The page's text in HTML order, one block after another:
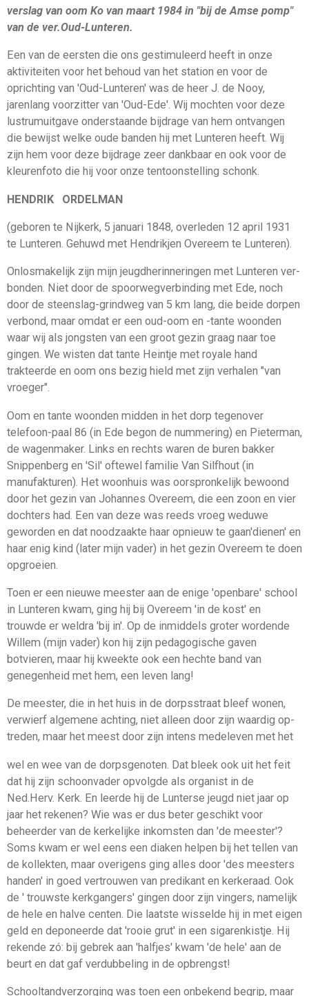
verslag van oom Ko van maart 1984 in "bij de Amse pomp"
van de ver.Oud-Lunteren.
Een van de eersten die ons gestimuleerd heeft in onze
aktiviteiten voor het behoud van het station en voor de
oprichting van 'Oud-Lunteren' was de heer J. de Nooy,
jarenlang voor­zitter van 'Oud-Ede'. Wij mochten voor deze
lustrumuitgave onderstaande bijdrage van hem ontvangen
die bewijst welke oude banden hij met Lunteren heeft. Wij
zijn hem voor deze bijdrage zeer dankbaar en ook voor de
kleurenfoto die hij voor onze tentoonstelling schonk.
HENDRIK ORDELMAN
(geboren te Nijkerk, 5 januari 1848, overleden 12 april 1931
te Lunteren. Gehuwd met Hendrikjen Overeem te Lunteren).
Onlosmakelijk zijn mijn jeugdherinneringen met Lunteren ver­
bonden. Niet door de spoorwegverbinding met Ede, noch
door de steenslag-grindweg van 5 km lang, die beide dorpen
verbond, maar omdat er een oud-oom en -tante woonden
waar wij als jongsten van een groot gezin graag naar toe
gingen. We wisten dat tante Heintje met royale hand
trakteerde en oom ons bezig hield met zijn verhalen "van
vroeger".
Oom en tante woonden midden in het dorp tegenover
telefoon-paal 86 (in Ede begon de nummering) en Pieterman,
de wagen­maker. Links en rechts waren de buren bakker
Snippenberg en 'Sil' oftewel familie Van Silfhout (in
manufakturen). Het woon­huis was oorspronkelijk bewoond
door het gezin van Johannes Overeem, die een zoon en vier
dochters had. Een van deze was reeds vroeg weduwe
geworden en dat noodzaakte haar op­nieuw te gaan'dienen' en
haar enig kind (later mijn vader) in het gezin Overeem te doen
opgroeien.
Toen er een nieuwe meester aan de enige 'openbare' school
in Lunteren kwam, ging hij bij Overeem 'in de kost' en
trouwde er weldra 'bij in'. Op de inmiddels groter wordende
Willem (mijn vader) kon hij zijn pedagogische gaven
botvieren, maar hij kweekte ook een hechte band van
genegenheid met hem, een leven lang!
De meester, die in het huis in de dorpsstraat bleef wonen,
verwierf algemene achting, niet alleen door zijn waardig op­
treden, maar het meest door zijn intens medeleven met het
wel en wee van de dorpsgenoten. Dat bleek ook uit het feit
dat hij zijn schoonvader opvolgde als organist in de
Ned.Herv. Kerk. En leerde hij de Lunterse jeugd niet jaar op
jaar het rekenen? Wie was er dus beter geschikt voor
beheerder van de kerkelijke inkomsten dan 'de meester'?
Soms kwam er wel eens een diaken helpen bij het tellen van
de kollekten, maar overigens ging alles door 'des meesters
handen' in goed vertrouwen van predikant en kerkeraad. Ook
de ' trouwste kerkgangers' gingen door zijn vingers, namelijk
de hele en halve centen. Die laatste wisselde hij in met eigen
geld en deponeerde dat 'rooie grut' in een sigarenkistje. Hij
rekende zó: bij gebrek aan 'halfjes' kwam 'de hele' aan de
beurt en dat gaf verdubbeling in de opbrengst!
Schooltandverzorging was toen een onbekend begrip, maar